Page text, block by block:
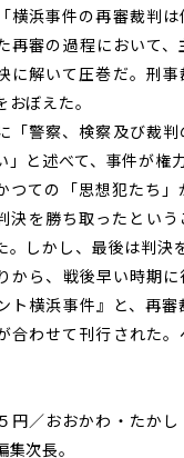
浜事件の再審裁判は
再審の過程において
に解いて圧巻だ。刑
ぼえた。
「警察、検察及び裁
」と述べて、事件が権
つての「思想犯たち
決を勝ち取ったとい
。しかし、最後は判決
から、戦後早い時期
ト横浜事件』と、再
合わせて刊行された
円／おおかわ・た
次長。